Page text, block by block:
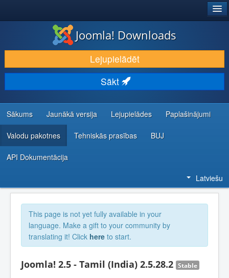
LEJUPIELĀDĒT UN PAPLAŠINĀT
ATKLĀJ UN IEMĀCIES
KOPIENA UN ATBALSTS
IZSTRĀDĀTĀJU RESURSI
Joomla! Downloads
Lejupielādēt
Sākt
Sākums Jaunākā versija Lejupielādes Paplašinājumi
Valodu pakotnes Tehniskās prasības BUJ
API Dokumentācija
Latviešu
This page is not yet fully available in your
language. Make a gift to your community by
translating it! Click here to start.
Joomla! 2.5 - Tamil (India) 2.5.28.2 Stable